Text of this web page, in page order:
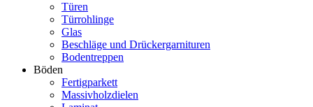
Türen
Türrohlinge
Glas
Beschläge und Drückergarnituren
Bodentreppen
Böden
Fertigparkett
Massivholzdielen